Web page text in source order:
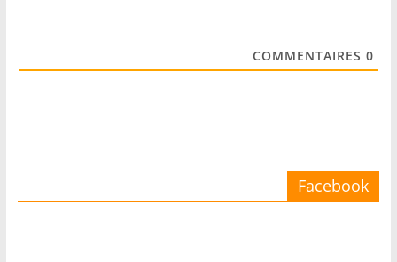
0
COMMENTAIRES
Facebook